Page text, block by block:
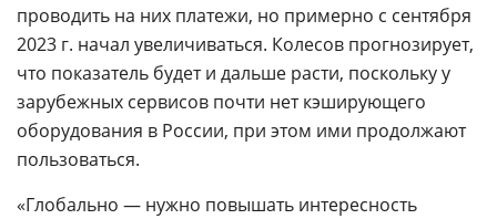
проводить на них платежи, но примерно с сентября
2023 г. начал увеличиваться. Колесов прогнозирует,
что показатель будет и дальше расти, поскольку у
зарубежных сервисов почти нет кэширующего
оборудования в России, при этом ими продолжают
пользоваться.
«Глобально — нужно повышать интересность